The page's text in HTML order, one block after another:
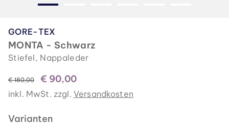
GORE-TEX
MONTA - Schwarz
Stiefel, Nappaleder
statt
€ 180,00 € 90,00
inkl. MwSt. zzgl. Versandkosten
Varianten